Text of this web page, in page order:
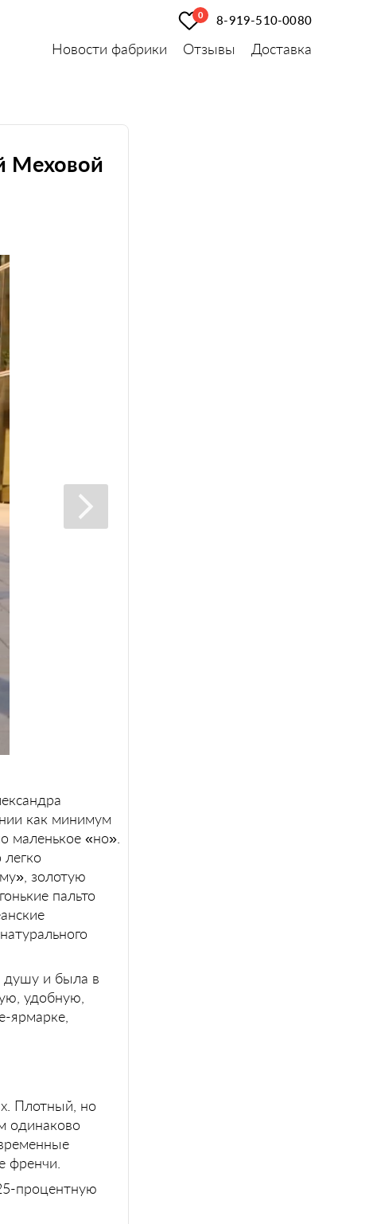
0 8-919-510-0080
Новости фабрики Отзывы Доставка
Меховой
как минимум
маленькое «но».
золотую
пальто
душу и была в
удобную,
ярмарке,
Плотный, но
одинаково
френчи.
процентную